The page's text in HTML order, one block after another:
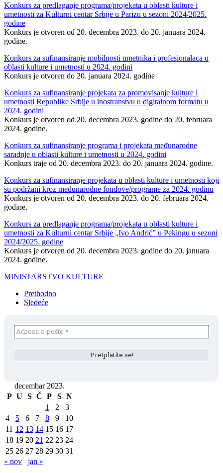
Konkurs za predlaganje programa/projekata u oblasti kulture i
umetnosti za Kulturni centar Srbije u Parizu u sezoni 2024/2025.
godine
Konkurs je otvoren od 20. decembra 2023. do 20. januara 2024.
godine.
Konkurs za sufinansiranje mobilnosti umetnika i profesionalaca u
oblasti kulture i umetnosti u 2024. godini
Konkurs je otvoren do 20. januara 2024. godine
Konkurs za sufinansiranje projekata za promovisanje kulture i
umetnosti Republike Srbije u inostranstvu u digitalnom formatu u
2024. godini
Konkurs je otvoren od 20. decembra 2023. godine do 20. februara
2024. godine.
Konkurs za sufinansiranje programa i projekata međunarodne
saradnje u oblasti kulture i umetnosti u 2024. godini
Konkurs traje od 20. decembra 2023. do 20. januara 2024. godine.
Konkurs za sufinansiranje projekata u oblasti kulture i umetnosti koji
su podržani kroz međunarodne fondove/programe za 2024. godinu
Konkurs je otvoren od 20. decembra 2023. do 20. februara 2024.
godine.
Konkurs za predlaganje programa/projekata u oblasti kulture i
umetnosti za Kulturni centar Srbije „Ivo Andrić” u Pekingu u sezoni
2024/2025. godine
Konkurs je otvoren od 20. decembra 2023. godine do 20. januara
2024. godine.
MINISTARSTVO KULTURE
Prethodno
Sledeće
decembar 2023.
P U S Č P S N
1
2
3
4
5 6 7 8 9
10
11 12 13 14 15 16 17
18 19 20 21 22 23 24
25 26 27 28 29 30 31
« nov
jan »